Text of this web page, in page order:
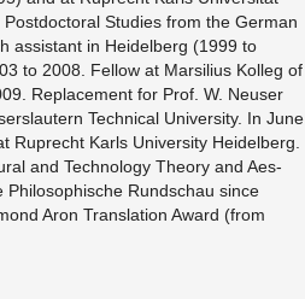
Stud­ies from the Ger­man
as­sis­tant in Hei­del­berg (1999 to
to 2008. Fel­low at Mar­sil­ius Kol­leg of
Re­place­ment for Prof. W. Neuser
Tech­ni­cal Uni­ver­sity. In June
Ruprecht Karls Uni­ver­sity Hei­del­berg.
and Tech­nol­ogy The­ory and Aes­
Rund­schau since
Aron Trans­la­tion Award (from